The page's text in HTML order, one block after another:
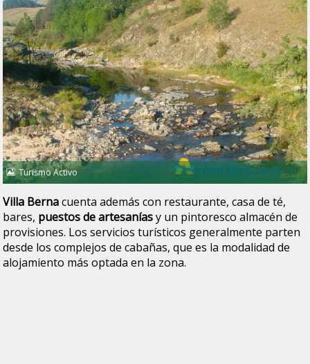
Turismo Activo
Villa Bernacuenta además con restaurante, casa de té,
bares, puestos de artesaníasy un pintoresco almacén de
provisiones. Los servicios turísticos generalmente parten
desde los complejos de cabañas, que es la modalidad de
alojamiento más optada en la zona.